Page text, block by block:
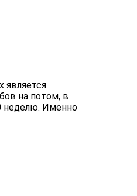
является
на потом, в
неделю. Именно